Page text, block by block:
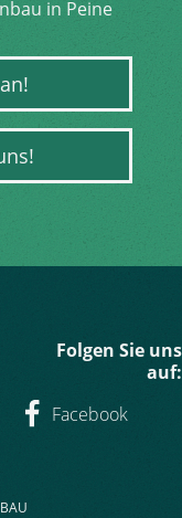
in Peine
Folgen Sie uns
auf:
Facebook